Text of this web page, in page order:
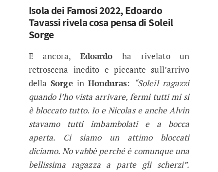
Isola dei Famosi 2022, Edoardo
Tavassi rivela cosa pensa di Soleil
Sorge
E ancora, Edoardo ha rivelato un
retroscena inedito e piccante sull’arrivo
dellaSorgein Honduras: “Soleil ragazzi
quando l’ho vista arrivare, fermi tutti mi si
è bloccato tutto. Io e Nicolas e anche Alvin
stavamo tutti imbambolati e a bocca
aperta. Ci siamo un attimo bloccati
diciamo. No vabbè perché è comunque una
bellissima ragazza a parte gli scherzi”.